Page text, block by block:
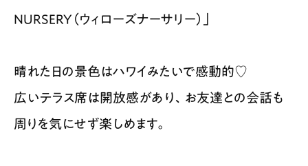
NURSERY（ウィローズナーサリー）」
晴れた日の景色はハワイみたいで感動的♡
広いテラス席は開放感があり、お友達との会話も
周りを気にせず楽しめます。